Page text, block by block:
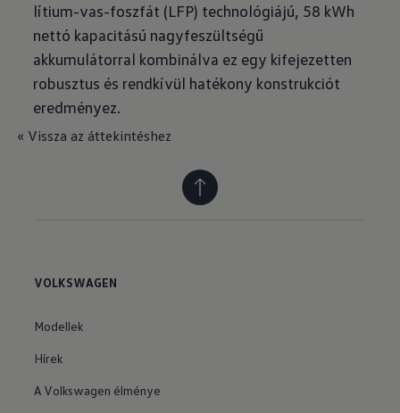
lítium-vas-foszfát (LFP) technológiájú, 58 kWh
nettó kapacitású nagyfeszültségű
akkumulátorral kombinálva ez egy kifejezetten
robusztus és rendkívül hatékony konstrukciót
eredményez.­
« Vissza az áttekintéshez
VOLKSWAGEN
Modellek
Hírek
A Volkswagen élménye